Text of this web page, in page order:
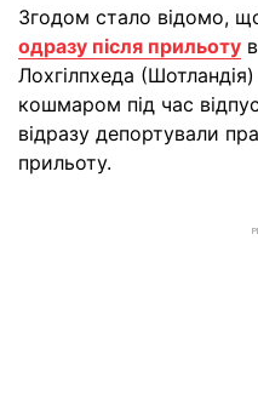
Згодом стало відомо,
одразу після прильоту
Лохгілпхеда
кошмаром під час
відразу депортували
прильоту.